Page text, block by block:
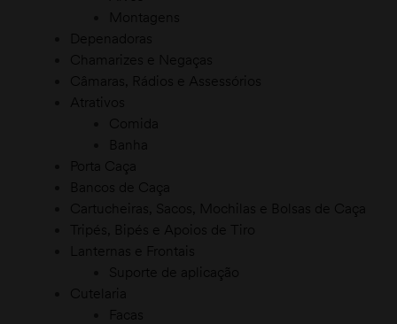
Montagens
Depenadoras
Chamarizes e Negaças
Câmaras, Rádios e Assessórios
Atrativos
Comida
Banha
Porta Caça
Bancos de Caça
Cartucheiras, Sacos, Mochilas e Bolsas de Caça
Tripés, Bipés e Apoios de Tiro
Lanternas e Frontais
Suporte de aplicação
Cutelaria
Facas